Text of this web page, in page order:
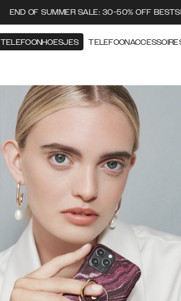
END OF SUMMER SALE: 30-50% OFF
TELEFOONHOESJES